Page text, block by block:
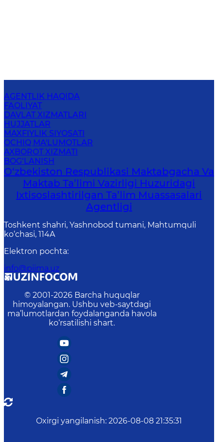
AGENTLIK HAQIDA
FAOLIYAT
DAVLAT XIZMATLARI
HUJJATLAR
MAXFIYLIK SIYOSATI
OCHIQ MA'LUMOTLAR
AXBOROT XIZMATI
BOG‘LANISH
O‘zbekiston Respublikasi Maktabgacha Va
Maktab Ta’limi Vazirligi Huzuridagi
Ixtisoslashtirilgan Ta’lim Muassasalari
Agentligi
Toshkent shahri, Yashnobod tumani, Mahtumquli
ko‘chasi, 114A
Elektron pochta:
info@piima.uz
© 2001-2026 Barcha huquqlar
himoyalangan. Ushbu veb-saytdagi
ma’lumotlardan foydalanganda havola
ko‘rsatilishi shart.
Oxirgi yangilanish: 2026-08-08 21:35:31